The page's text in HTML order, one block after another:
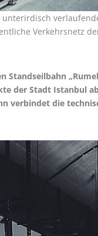
Verkehrsnetz
Standseilbahn
der Stadt Istanbul
verbindet die